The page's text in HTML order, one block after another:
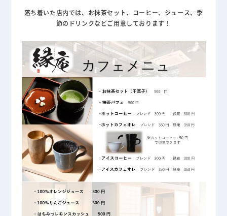
落ち着いた店内では、お抹茶セット、コーヒー、ジュース、季
節のドリンクなどご用意しております！